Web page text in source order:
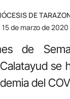
DE
15 de marzo de 2020
de
se
del